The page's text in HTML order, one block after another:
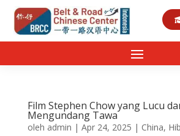
Film Stephen Chow yang Lucu
Mengundang Tawa
oleh admin | Apr 24, 2025 | China,